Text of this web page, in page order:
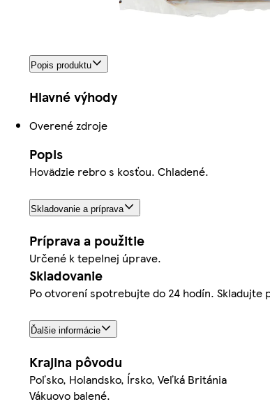
Popis produktu
Hlavné výhody
Overené zdroje
Popis
Hovädzie rebro s kosťou. Chladené.
Skladovanie a príprava
Príprava a použitie
Určené k tepelnej úprave.
Skladovanie
Po otvorení spotrebujte do 24 hodín. Skladujte
Ďalšie informácie
Krajina pôvodu
Poľsko, Holandsko, Írsko, Veľká Británia
Vákuovo balené.